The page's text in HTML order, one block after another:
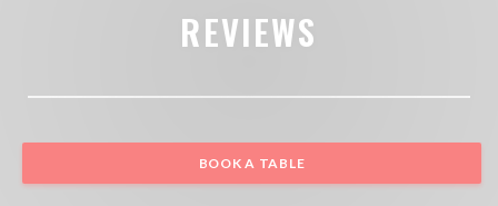
REVIEWS
BOOK A TABLE